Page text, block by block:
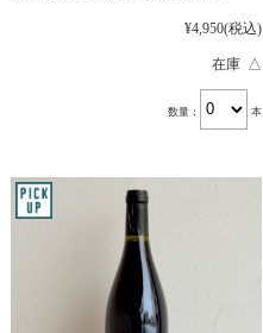
¥4,950(税込)
在庫 △
数量： 本